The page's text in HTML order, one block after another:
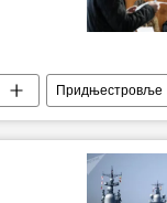
Придњестровље